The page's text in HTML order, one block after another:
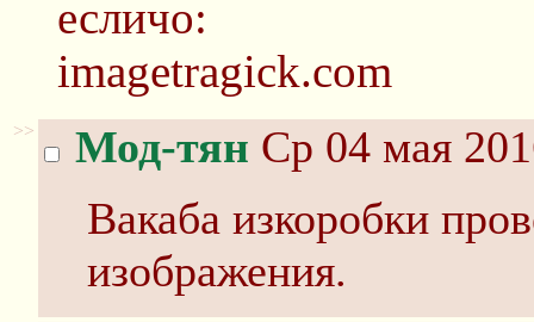
есличо:
imagetragick.com
>> Мод-тян Ср 04 мая
Вакаба изкоробки
изображения.